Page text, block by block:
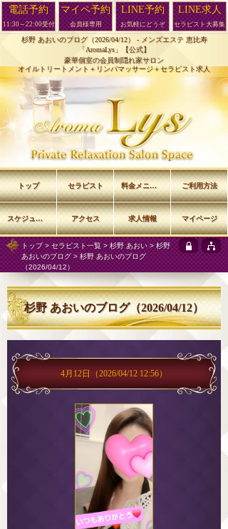
杉野 あおいのブログ（2026/04/12） - メンズエステ 恵比寿
「AromaLys」【公式】
豪華個室の会員制隠れ家サロン
オイルトリートメント＋リンパマッサージ＋セラピスト求人
トップ> セラピスト一覧 >杉野 あおい > 杉野
あおいのブログ > 杉野 あおいのブログ
（2026/04/12）
杉野 あおいのブログ（2026/04/12）
4月12日 （2026/04/12 12:56）
トップ セラピスト 料金メニュー ご利用方法
スケジュール アクセス 求人情報 マイページ
電話予約
11:30～22:00受付
マイペ予約
会員様専用
LINE予約
お気軽にどうぞ
LINE求人
セラピスト大募集